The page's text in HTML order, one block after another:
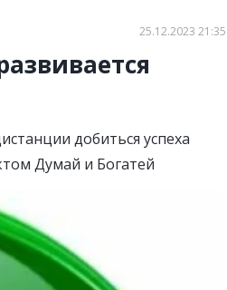
25.12.2023 21:35
добиться успеха
Думай и Богатей